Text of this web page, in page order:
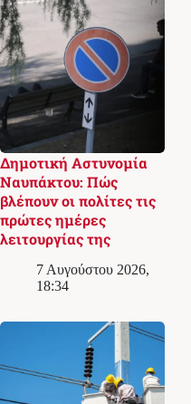
Δημοτική Αστυνομία
Ναυπάκτου: Πώς
βλέπουν οι πολίτες τις
πρώτες ημέρες
λειτουργίας της
7 Αυγούστου 2026,
18:34